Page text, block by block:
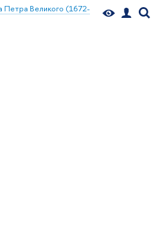
Петра Великого (1672-